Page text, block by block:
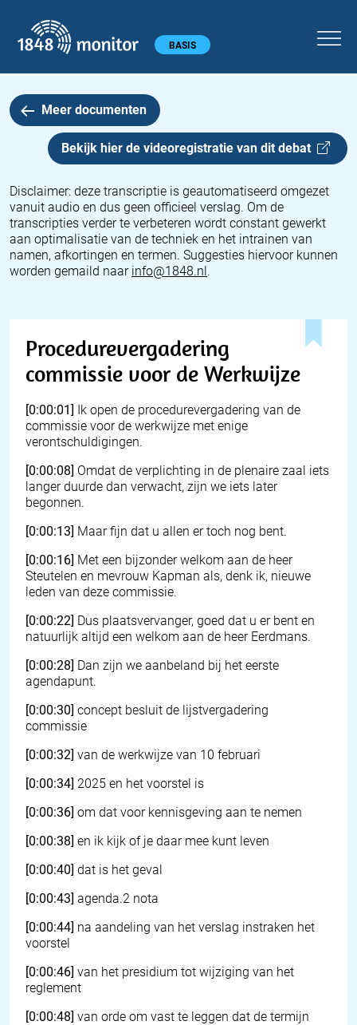
Hoofdmenu BASIS
Meer documenten
Bekijk hier de videoregistratie van dit debat
Disclaimer: deze transcriptie is geautomatiseerd omgezet
vanuit audio en dus geen officieel verslag. Om de
transcripties verder te verbeteren wordt constant gewerkt
aan optimalisatie van de techniek en het intrainen van
namen, afkortingen en termen. Suggesties hiervoor kunnen
worden gemaild naar info@1848.nl.
Procedurevergadering
commissie voor de Werkwijze
[0:00:01] Ik open de procedurevergadering van de
commissie voor de werkwijze met enige
verontschuldigingen.
[0:00:08] Omdat de verplichting in de plenaire zaal iets
langer duurde dan verwacht, zijn we iets later
begonnen.
[0:00:13] Maar fijn dat u allen er toch nog bent.
[0:00:16] Met een bijzonder welkom aan de heer
Steutelen en mevrouw Kapman als, denk ik, nieuwe
leden van deze commissie.
[0:00:22] Dus plaatsvervanger, goed dat u er bent en
natuurlijk altijd een welkom aan de heer Eerdmans.
[0:00:28] Dan zijn we aanbeland bij het eerste
agendapunt.
[0:00:30] concept besluit de lijstvergadering
commissie
[0:00:32] van de werkwijze van 10 februari
[0:00:34] 2025 en het voorstel is
[0:00:36] om dat voor kennisgeving aan te nemen
[0:00:38] en ik kijk of je daar mee kunt leven
[0:00:40] dat is het geval
[0:00:43] agenda.2 nota
[0:00:44] na aandeling van het verslag instraken het
voorstel
[0:00:46] van het presidium tot wijziging van het
reglement
[0:00:48] van orde om vast te leggen dat de termijn